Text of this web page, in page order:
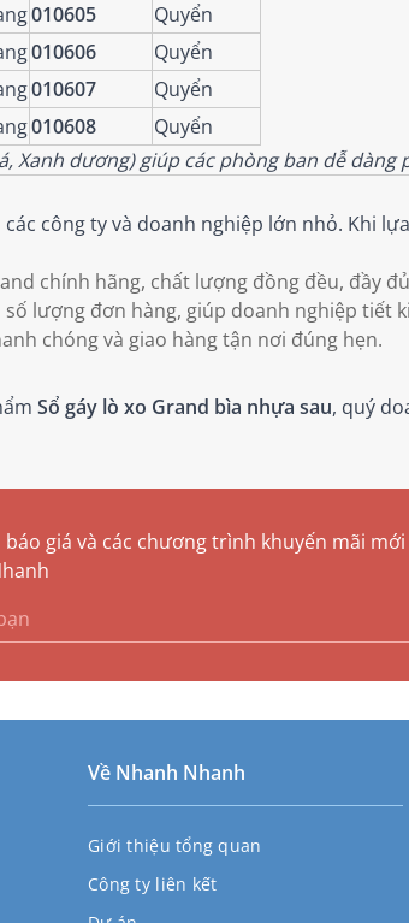
010605
Quyển
010606
Quyển
010607
Quyển
010608
Quyển
Xanh dương) giúp các phòng ban dễ
công ty và doanh nghiệp lớn nhỏ. Khi
chính hãng, chất lượng đồng đều, đầy
lượng đơn hàng, giúp doanh nghiệp tiết
chóng và giao hàng tận nơi đúng hẹn.
Sổ gáy lò xo Grand bìa nhựa sau, quý
giá và các chương trình khuyến mãi mới
Về Nhanh Nhanh
Giới thiệu tổng quan
Công ty liên kết